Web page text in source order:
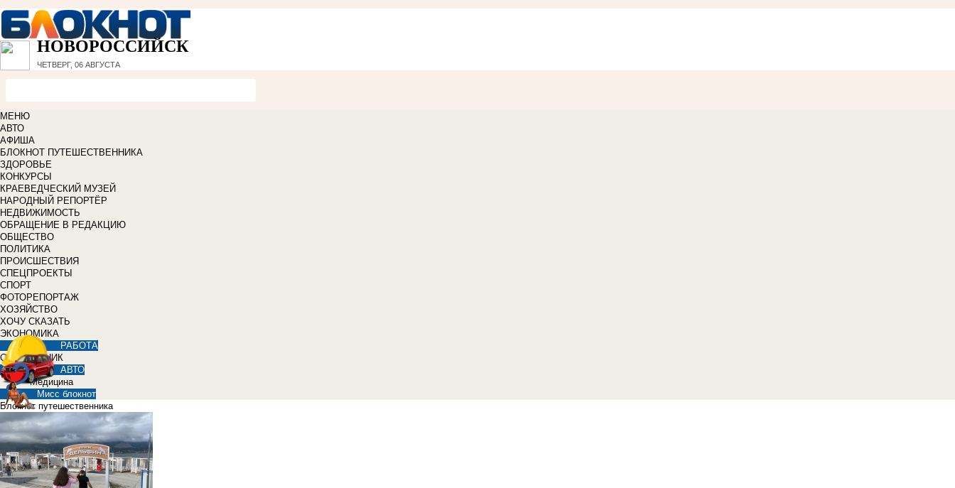
НОВОРОССИЙСК
ЧЕТВЕРГ, 06 АВГУСТА
МЕНЮ
АВТО
АФИША
БЛОКНОТ ПУТЕШЕСТВЕННИКА
ЗДОРОВЬЕ
КОНКУРСЫ
КРАЕВЕДЧЕСКИЙ МУЗЕЙ
НАРОДНЫЙ РЕПОРТЁР
НЕДВИЖИМОСТЬ
ОБРАЩЕНИЕ В РЕДАКЦИЮ
ОБЩЕСТВО
ПОЛИТИКА
ПРОИСШЕСТВИЯ
СПЕЦПРОЕКТЫ
СПОРТ
ФОТОРЕПОРТАЖ
ХОЗЯЙСТВО
ХОЧУ СКАЗАТЬ
ЭКОНОМИКА
РАБОТА
СПРАВОЧНИК
АВТО
Медицина
Мисс блокнот
Блокнот путешественника